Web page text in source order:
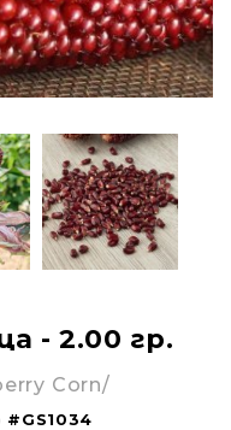
- 2.00 гр.
Corn/
#GS1034